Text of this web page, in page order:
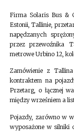
Firma Solaris Bus &
Estonii, Tallinie,
napędzanych
przez przewoźnika
metrowe Urbino 12,
Zamówienie z
kontraktem na
Przetarg, o łącznej
między wrześniem a
Pojazdy, zarówno w
wyposażone w silniki